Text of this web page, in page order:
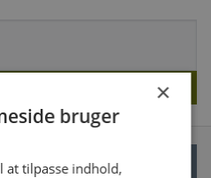
FILTRE
×
bruger
at tilpasse indhold,